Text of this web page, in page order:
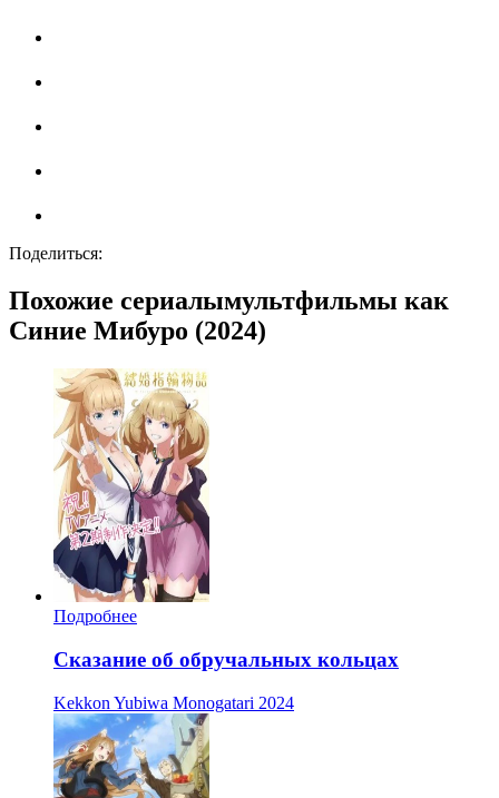
Поделиться:
Похожие сериалымультфильмы как
Синие Мибуро (2024)
Подробнее
Сказание об обручальных кольцах
Kekkon Yubiwa Monogatari 2024